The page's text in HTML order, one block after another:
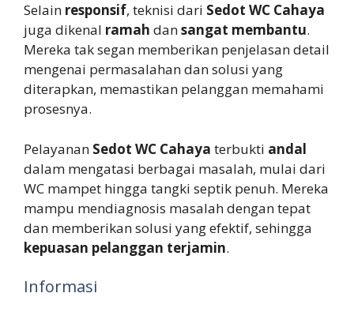
Selain responsif, teknisi dari Sedot WC Cahaya
juga dikenal ramah dansangat membantu.
Mereka tak segan memberikan penjelasan detail
mengenai permasalahan dan solusi yang
diterapkan, memastikan pelanggan memahami
prosesnya.
Pelayanan Sedot WC Cahaya terbukti andal
dalam mengatasi berbagai masalah, mulai dari
WC mampet hingga tangki septik penuh. Mereka
mampu mendiagnosis masalah dengan tepat
dan memberikan solusi yang efektif, sehingga
kepuasan pelanggan terjamin.
Informasi